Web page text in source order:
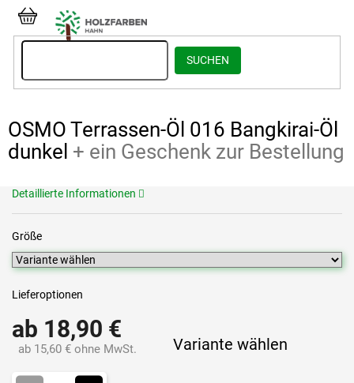
Inhalt
springen
SUCHEN
WARENKORB
OSMO Terrassen-Öl 016 Bangkirai-Öl
dunkel + ein Geschenk zur Bestellung
ab 18,90 €
ab 15,60 € ohne MwSt. Variante wählen
Größe
Lieferoptionen
Detaillierte Informationen